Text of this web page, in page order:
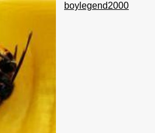
boylegend2000